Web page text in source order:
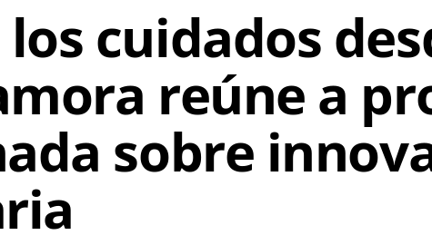
cuidados
reúne a
sobre